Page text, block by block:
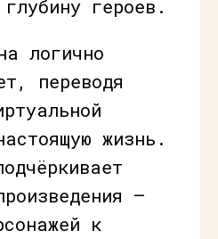
героев.
логично
переводя
жизнь.
—
к